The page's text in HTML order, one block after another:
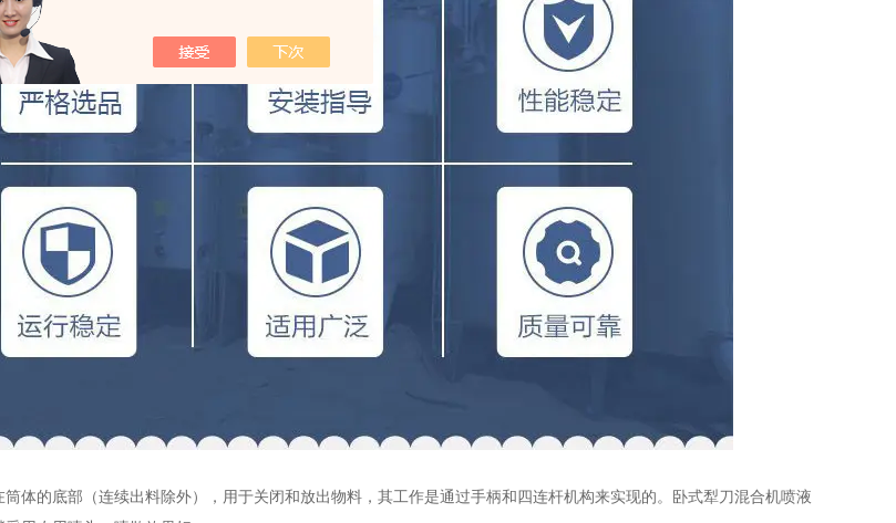
筒体的底部（连续出料除外），用于关闭和放出物料，其工作是通过手柄和四连杆机构来实现的。卧式犁刀混合机喷液